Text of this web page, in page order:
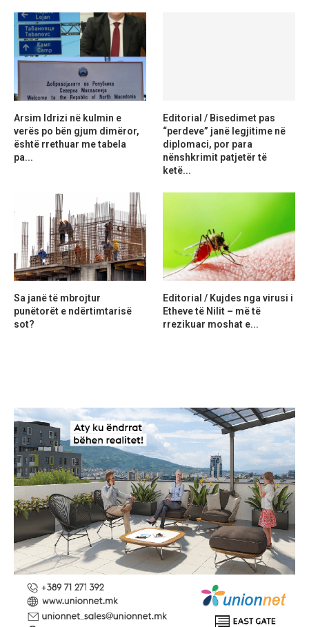
Arsim Idrizi në kulmin e
verës po bën gjum dimëror,
është rrethuar me tabela
pa...
Editorial / Bisedimet pas
“perdeve” janë legjitime në
diplomaci, por para
nënshkrimit patjetër të
ketë...
Sa janë të mbrojtur
punëtorët e ndërtimtarisë
sot?
Editorial / Kujdes nga virusi i
Etheve të Nilit – më të
rrezikuar moshat e...